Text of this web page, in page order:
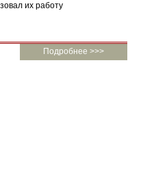
их работу
Подробнее >>>